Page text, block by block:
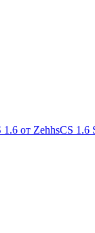
1.6 от ZehhsCS 1.6